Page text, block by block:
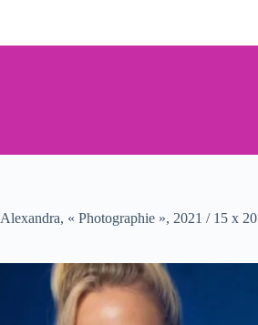
Alexandra, « Photographie », 2021 / 15 x 20